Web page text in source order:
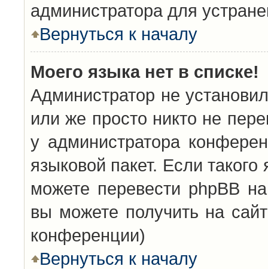
администратора для
Вернуться к началу
Моего языка нет в списке!
Администратор не
или же просто никто не
у администратора
языковой пакет. Если
можете перевести phpBB
вы можете получить на
конференции)
Вернуться к началу